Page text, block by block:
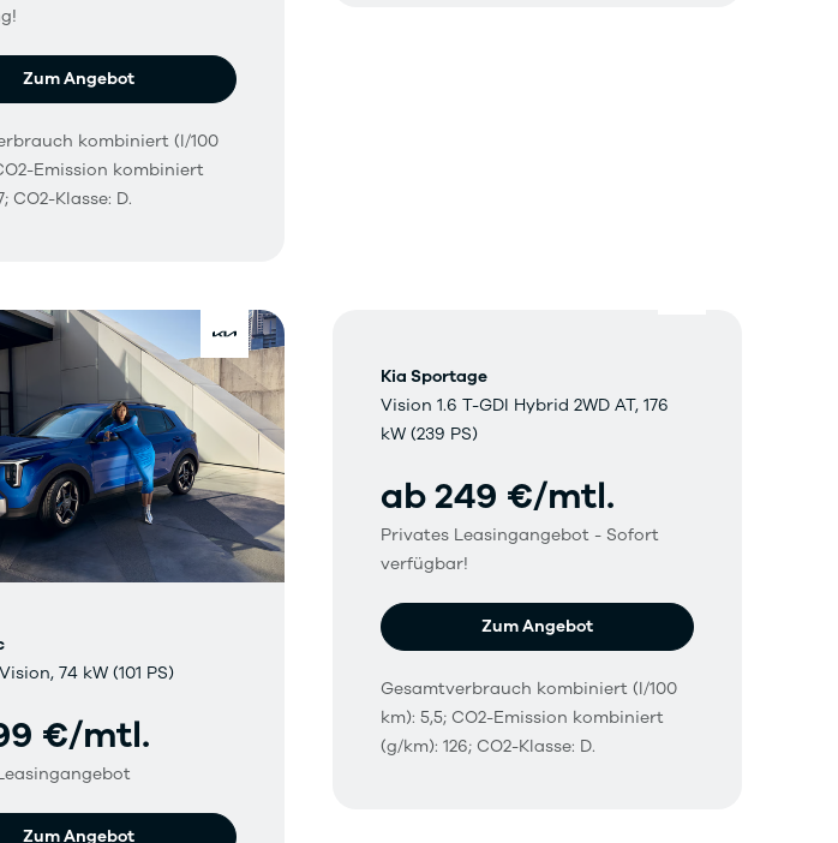
Zum Angebot
kombiniert (l/100
Emission kombiniert
CO2-Klasse: D.
74 kW (101 PS)
€/mtl.
Zum Angebot
Kia Sportage
Vision 1.6 T-GDI Hybrid 2WD AT, 176
kW (239 PS)
ab 249 €/mtl.
Privates Leasingangebot - Sofort
verfügbar!
Zum Angebot
Gesamtverbrauch kombiniert (l/100
km): 5,5; CO2-Emission kombiniert
(g/km): 126; CO2-Klasse: D.